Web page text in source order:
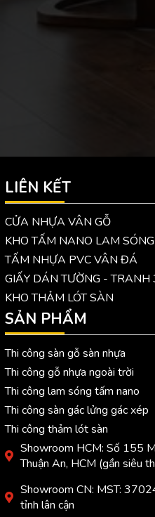
LIÊN KẾT
CỬA NHỰA VÂN GỖ
KHO TẤM NANO LAM SÓNG
TẤM NHỰA PVC VÂN ĐÁ
GIẤY DÁN TƯỜNG - TRANH
KHO THẢM LÓT SÀN
SẢN PHẨM
Thi công sàn gỗ sàn nhựa
Thi công gỗ nhựa ngoài trời
Thi công lam sóng tấm nano
Thi công sàn gác lửng gác xép
Thi công thảm lót sàn
Showroom HCM: Số 155
Thuận An, HCM (gần siêu
Showroom CN: MST:
tỉnh lân cận